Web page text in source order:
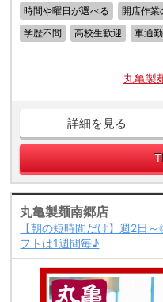
時間や曜日が選べる
開店作業
学歴不問
高校生歓迎 車通
丸亀製
詳細を見る
丸亀製麺南郷店
【朝の短時間だけ】週2日
フトは1週間毎♪